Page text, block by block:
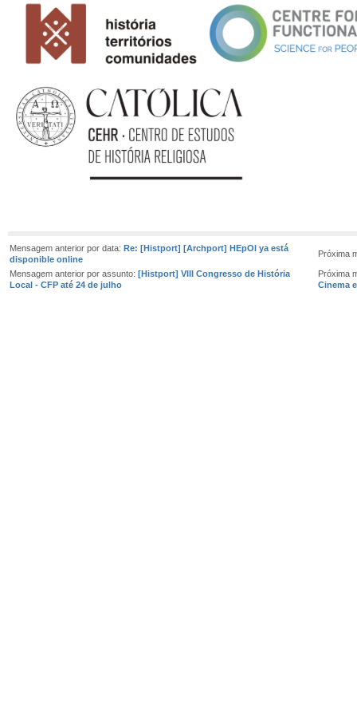
Mensagem anterior por data: Re: [Histport] [Archport] HEpOl ya está
disponible online
Próxima
Mensagem anterior por assunto: [Histport] VIII Congresso de História
Local - CFP até 24 de julho
Próxima
Cinema